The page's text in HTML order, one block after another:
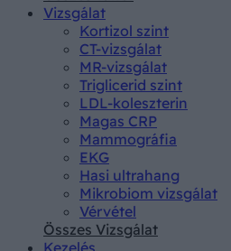
Vizsgálat
Kortizol szint
CT-vizsgálat
MR-vizsgálat
Triglicerid szint
LDL-koleszterin
Magas CRP
Mammográfia
EKG
Hasi ultrahang
Mikrobiom vizsgálat
Vérvétel
Összes Vizsgálat
Kezelés